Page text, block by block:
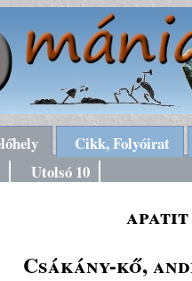
Cikk, Folyóirat
Utolsó 10
Csákány-kő,